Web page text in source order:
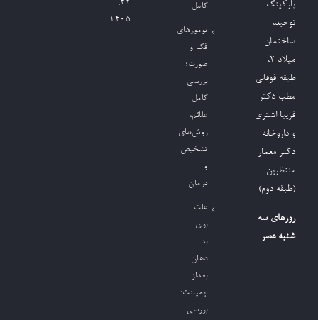
پارکینگ
توحید،
ساختمان
میلاد ٢،
طبقه فوقانی
مطب دکتر
فریبا اشتری
و داروخانه
دکتر معمار
منتظرین
(طبقه دوم)
روزهای سه
شنبه عصر
کامل
تومورهای
فک و
صورت؛
بررسی
کامل
علائم،
روش‌های
تشخیص
و
درمان
علت
بوی
بد
دهان
بعداز
ایمپلنت؛
بررسی
۲۲,
۱۴۰۵